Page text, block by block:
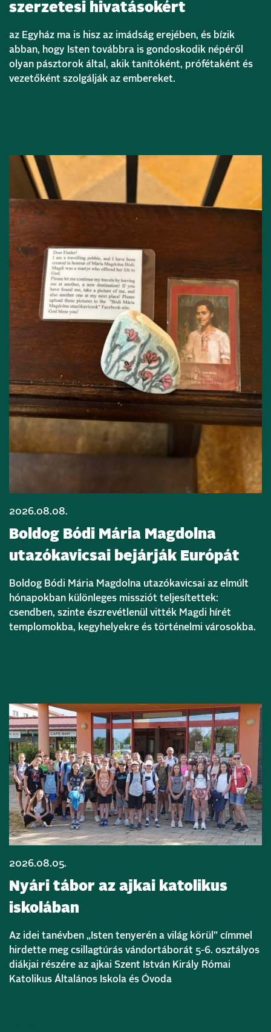
szerzetesi hivatásokért
az Egyház ma is hisz az imádság erejében, és bízik
abban, hogy Isten továbbra is gondoskodik népéről
olyan pásztorok által, akik tanítóként, prófétaként és
vezetőként szolgálják az embereket.
2026.08.08.
Boldog Bódi Mária Magdolna
utazókavicsai bejárják Európát
Boldog Bódi Mária Magdolna utazókavicsai az elmúlt
hónapokban különleges missziót teljesítettek:
csendben, szinte észrevétlenül vitték Magdi hírét
templomokba, kegyhelyekre és történelmi városokba.
2026.08.05.
Nyári tábor az ajkai katolikus
iskolában
Az idei tanévben „Isten tenyerén a világ körül” címmel
hirdette meg csillagtúrás vándortáborát 5-6. osztályos
diákjai részére az ajkai Szent István Király Római
Katolikus Általános Iskola és Óvoda